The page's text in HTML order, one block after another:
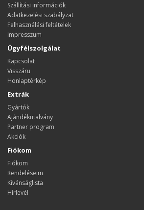
Szállítási információk
Adatkezelési szabályzat
Felhasználási feltételek
Impresszum
Ügyfélszolgálat
Kapcsolat
Visszáru
Honlaptérkép
Extrák
Gyártók
Ajándékutalvány
Partner program
Akciók
Fiókom
Fiókom
Rendeléseim
Kívánságlista
Hírlevél